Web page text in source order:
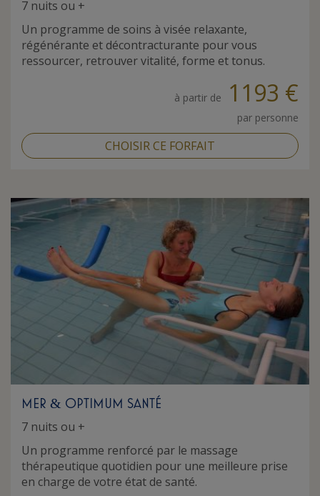
7 nuits ou +
Un programme de soins à visée relaxante,
régénérante et décontracturante pour vous
ressourcer, retrouver vitalité, forme et tonus.
à partir de 1193 €
par personne
CHOISIR CE FORFAIT
MER & OPTIMUM SANTÉ
7 nuits ou +
Un programme renforcé par le massage
thérapeutique quotidien pour une meilleure prise
en charge de votre état de santé.